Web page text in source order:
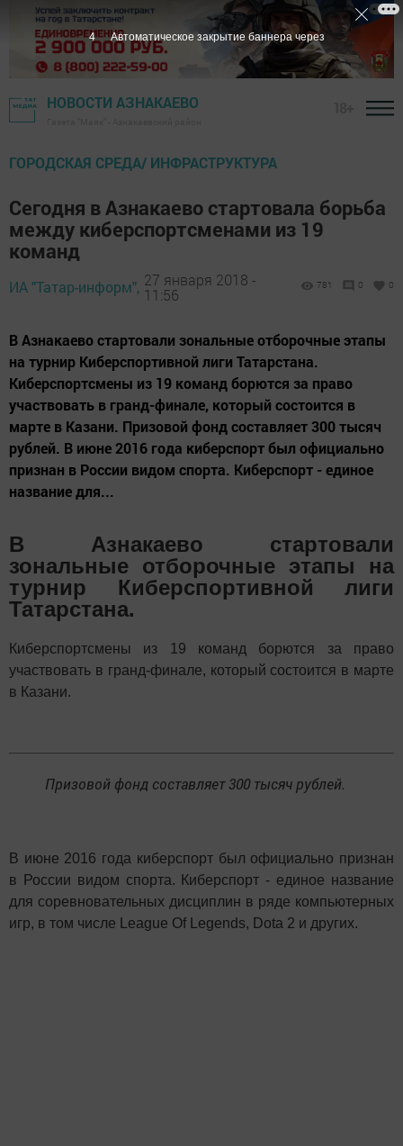
НОВОСТИ АЗНАКАЕВО
ГОРОДСКАЯ СРЕДА/ ИНФРАСТРУКТУРА
Сегодня в Азнакаево стартовала борьба
между киберспортсменами из 19
команд
ИА "Татар-информ", 27 января 2018 -
11:56
781 0 0
В Азнакаево стартовали зональные отборочные этапы
на турнир Киберспортивной лиги Татарстана.
Киберспортсмены из 19 команд борются за право
участвовать в гранд-финале, который состоится в
марте в Казани. Призовой фонд составляет 300 тысяч
рублей. В июне 2016 года киберспорт был официально
признан в России видом спорта. Киберспорт - единое
название для...
В Азнакаево стартовали
зональные отборочные этапы на
турнир Киберспортивной лиги
Татарстана.
Киберспортсмены из
19 команд борются за право
участвовать в гранд-финале, который состоится в марте
в Казани.
Призовой фонд составляет 300 тысяч рублей.
В июне 2016 года киберспорт был официально признан
в России видом спорта. Киберспорт - единое название
для соревновательных дисциплин в ряде компьютерных
игр, в том числе League Of Legends, Dota 2 и других.
3 Автоматическое закрытие баннера через